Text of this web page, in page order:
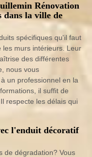
Rénovation
dans la ville de
spécifiques qu'il faut
les murs intérieurs. Leur
des différentes
nous vous
un professionnel en la
il suffit de
respecte les délais qui
l'enduit décoratif
de dégradation? Vous